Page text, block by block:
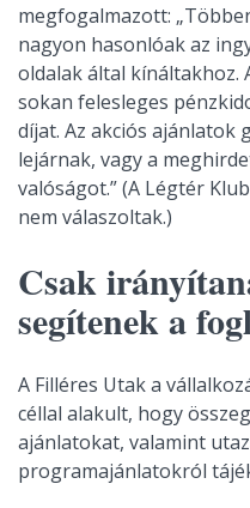
megfogalmazott:
nagyon hasonlóak az
oldalak által kínáltakhoz.
sokan felesleges
díjat. Az akciós ajánlatok
lejárnak, vagy a
valóságot.” (A Légtér
nem válaszoltak.)
Csak
segítenek a
A Filléres Utak a
céllal alakult, hogy
ajánlatokat, valamint
programajánlatokról